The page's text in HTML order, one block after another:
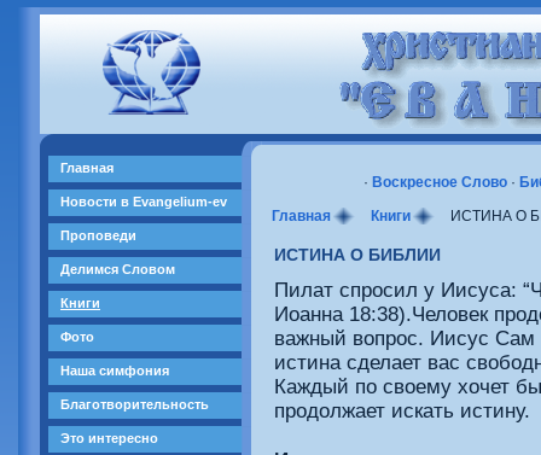
Главная
Новости в Evangelium-ev
Проповеди
Делимся Словом
Книги
Фото
Наша симфония
Благотворительность
Это интересно
· Воскресное Cлово ·
Главная
Книги ИСТИНА О
ИСТИНА О БИБЛИИ
Пилат спросил у Иисуса:
Иоанна 18:38).Человек
важный вопрос. Иисус Сам
истина сделает вас
Каждый по своему хочет
продолжает искать истину.